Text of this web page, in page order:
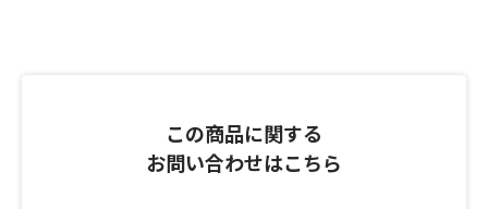
この商品に関する
お問い合わせはこちら